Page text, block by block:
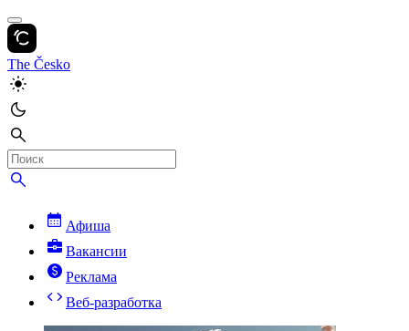
The Česko
Афиша
Вакансии
Реклама
Веб-разработка